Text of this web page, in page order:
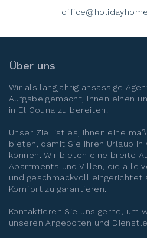
Über uns
Wir als langjährig ansässige
Aufgabe gemacht, Ihnen einen
in El Gouna zu bereiten.
Unser Ziel ist es, Ihnen eine
bieten, damit Sie Ihren Urlaub in
können. Wir bieten eine breite
Apartments und Villen, die alle
und geschmackvoll eingerichtet
Komfort zu garantieren.
Kontaktieren Sie uns gerne, um
unseren Angeboten und